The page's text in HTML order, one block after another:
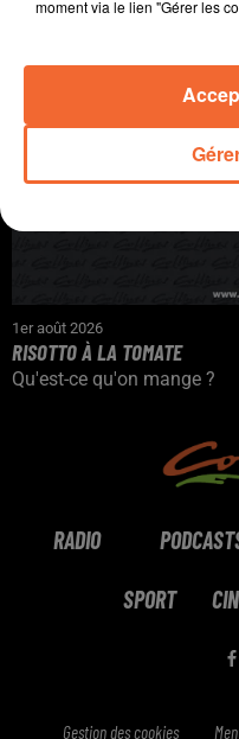
1er août 2026
RISOTTO À LA TOMATE
Qu'est-ce qu'on mange ?
RADIO
SPORT
Gestion des cookies
moment via le lien "Gérer les